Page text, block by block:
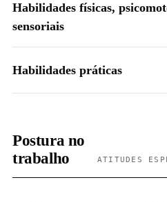
Habilidades físicas,
sensoriais
Habilidades práticas
Postura no
trabalho
ATITUDES